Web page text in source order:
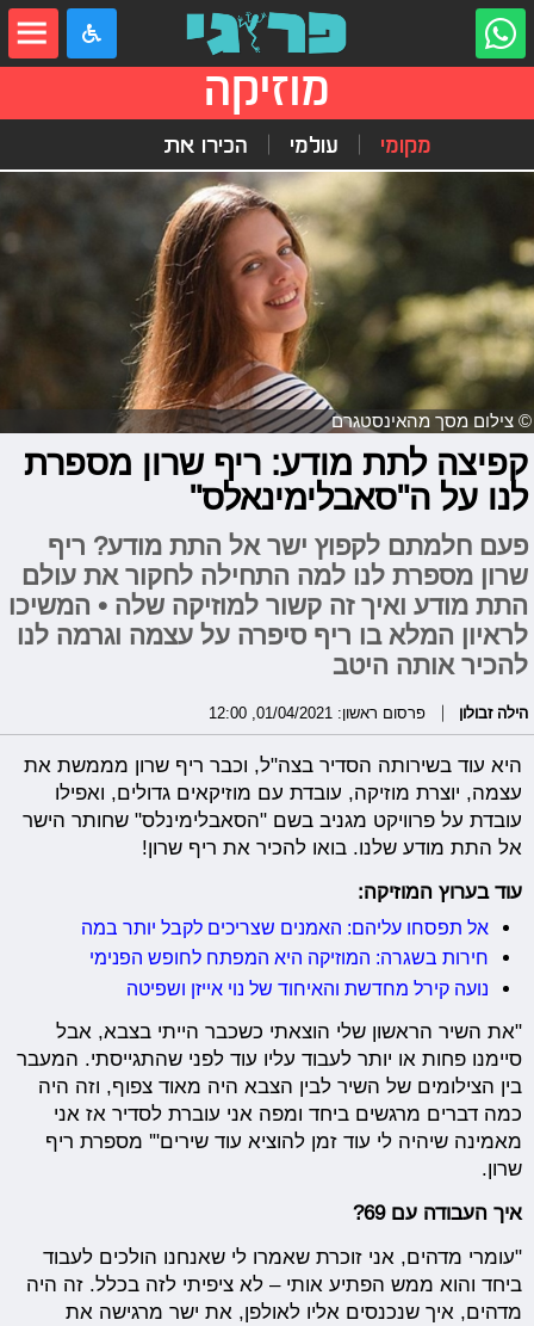
מוזיקה
מקומי עולמי הכירו את
© צילום מסך מהאינסטגרם
קפיצה לתת מודע: ריף שרון מספרת
לנו על ה"סאבלימינאלס"
פעם חלמתם לקפוץ ישר אל התת מודע? ריף
שרון מספרת לנו למה התחילה לחקור את עולם
התת מודע ואיך זה קשור למוזיקה שלה • המשיכו
לראיון המלא בו ריף סיפרה על עצמה וגרמה לנו
להכיר אותה היטב
הילה זבולון פרסום ראשון: 01/04/2021, 12:00
היא עוד בשירותה הסדיר בצה"ל, וכבר ריף שרון מממשת את
עצמה, יוצרת מוזיקה, עובדת עם מוזיקאים גדולים, ואפילו
עובדת על פרוויקט מגניב בשם "הסאבלימינלס" שחותר הישר
אל התת מודע שלנו. בואו להכיר את ריף שרון!
עוד בערוץ המוזיקה:
אל תפסחו עליהם: האמנים שצריכים לקבל יותר במה
חירות בשגרה: המוזיקה היא המפתח לחופש הפנימי
נועה קירל מחדשת והאיחוד של נוי אייזן ושפיטה
"את השיר הראשון שלי הוצאתי כשכבר הייתי בצבא, אבל
סיימנו פחות או יותר לעבוד עליו עוד לפני שהתגייסתי. המעבר
בין הצילומים של השיר לבין הצבא היה מאוד צפוף, וזה היה
כמה דברים מרגשים ביחד ומפה אני עוברת לסדיר אז אני
מאמינה שיהיה לי עוד זמן להוציא עוד שירים"' מספרת ריף
שרון.
איך העבודה עם 69?
"עומרי מדהים, אני זוכרת שאמרו לי שאנחנו הולכים לעבוד
ביחד והוא ממש הפתיע אותי – לא ציפיתי לזה בכלל. זה היה
מדהים, איך שנכנסים אליו לאולפן, את ישר מרגישה את